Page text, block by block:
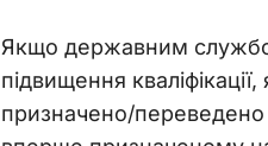
Якщо державним
підвищення
призначено/переведено